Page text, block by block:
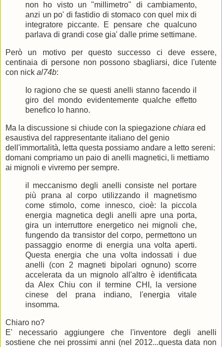
non ho visto un "millimetro" di cambiamento,
anzi un po' di fastidio di stomaco con quel mix di
integratore piccante. E pensare che qualcuno
parlava di grandi cose gia' dalle prime settimane.
Però un motivo per questo successo ci deve essere,
centinaia di persone non possono sbagliarsi, dice l'utente
con nick al74b:
Io ragiono che se questi anelli stanno facendo il
giro del mondo evidentemente qualche effetto
benefico lo hanno.
Ma la discussione si chiude con la spiegazione chiara ed
esaustiva del rappresentante italiano del genio
dell'immortalità, letta questa possiamo andare a letto sereni:
domani compriamo un paio di anelli magnetici, li mettiamo
ai mignoli e vivremo per sempre.
il meccanismo degli anelli consiste nel portare
più prana al corpo utilizzando il magnetismo
come stimolo, come innesco, cioè: la piccola
energia magnetica degli anelli apre una porta,
gira un interruttore energetico nei mignoli che,
fungendo da transistor del corpo, permettono un
passaggio enorme di energia una volta aperti.
Questa energia che una volta indossati i due
anelli (con 2 magneti bipolari ognuno) scorre
accelerata da un mignolo all'altro è identificata
da Alex Chiu con il termine CHI, la versione
cinese del prana indiano, l'energia vitale
insomma.
Chiaro no?
E' necessario aggiungere che l'inventore degli anelli
sostiene che nei prossimi anni (nel 2012...questa data non